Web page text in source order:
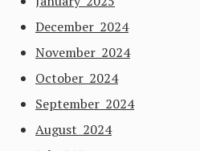
December 2024
November 2024
October 2024
September 2024
August 2024